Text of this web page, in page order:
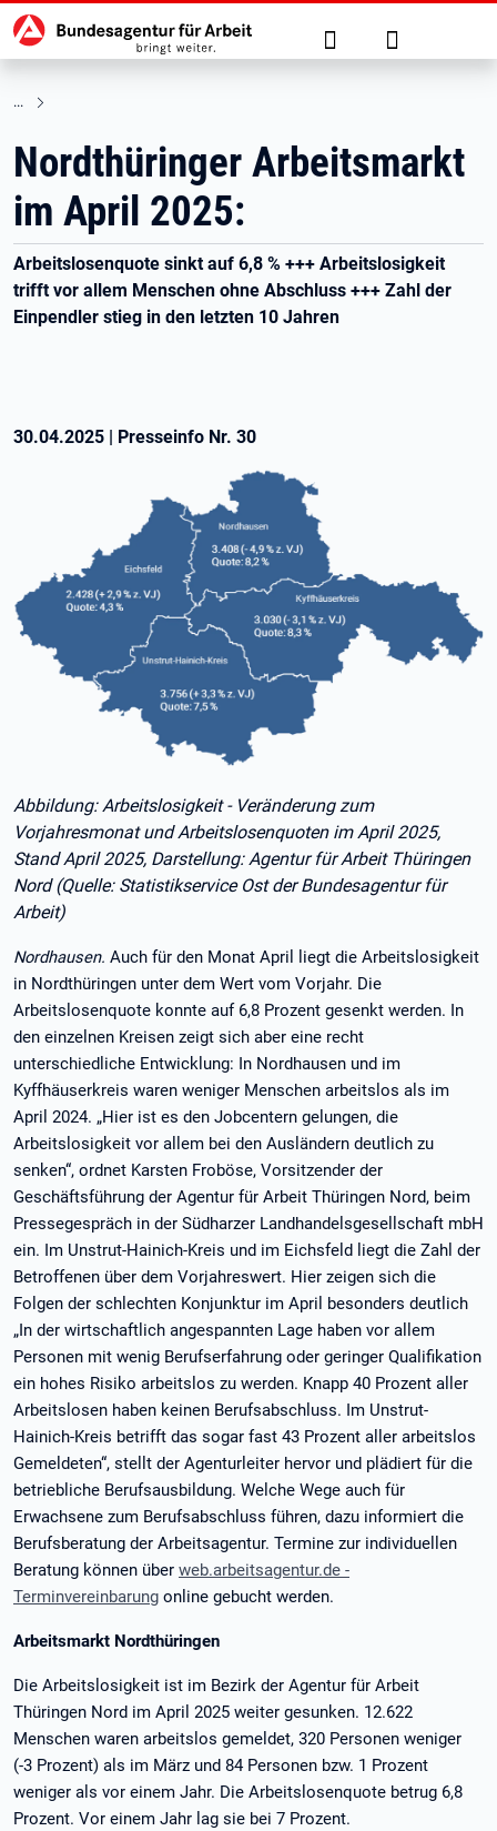
zu den Hauptinhalten springen
Hauptnavigation Suche Anmelden
Nordthüringer Arbeitsmarkt
im April 2025:
Arbeitslosenquote sinkt auf 6,8 % +++ Arbeitslosigkeit
trifft vor allem Menschen ohne Abschluss +++ Zahl der
Einpendler stieg in den letzten 10 Jahren
30.04.2025 | Presseinfo Nr. 30
Abbildung: Arbeitslosigkeit - Veränderung zum
Vorjahresmonat und Arbeitslosenquoten im April 2025,
Stand April 2025, Darstellung: Agentur für Arbeit Thüringen
Nord (Quelle: Statistikservice Ost der Bundesagentur für
Arbeit)
Nordhausen. Auch für den Monat April liegt die Arbeitslosigkeit
in Nordthüringen unter dem Wert vom Vorjahr. Die
Arbeitslosenquote konnte auf 6,8 Prozent gesenkt werden. In
den einzelnen Kreisen zeigt sich aber eine recht
unterschiedliche Entwicklung: In Nordhausen und im
Kyffhäuserkreis waren weniger Menschen arbeitslos als im
April 2024. „Hier ist es den Jobcentern gelungen, die
Arbeitslosigkeit vor allem bei den Ausländern deutlich zu
senken“, ordnet Karsten Froböse, Vorsitzender der
Geschäftsführung der Agentur für Arbeit Thüringen Nord, beim
Pressegespräch in der Südharzer Landhandelsgesellschaft mbH
ein. Im Unstrut-Hainich-Kreis und im Eichsfeld liegt die Zahl der
Betroffenen über dem Vorjahreswert. Hier zeigen sich die
Folgen der schlechten Konjunktur im April besonders deutlich
„In der wirtschaftlich angespannten Lage haben vor allem
Personen mit wenig Berufserfahrung oder geringer Qualifikation
ein hohes Risiko arbeitslos zu werden. Knapp 40 Prozent aller
Arbeitslosen haben keinen Berufsabschluss. Im Unstrut-
Hainich-Kreis betrifft das sogar fast 43 Prozent aller arbeitslos
Gemeldeten“, stellt der Agenturleiter hervor und plädiert für die
betriebliche Berufsausbildung. Welche Wege auch für
Erwachsene zum Berufsabschluss führen, dazu informiert die
Berufsberatung der Arbeitsagentur. Termine zur individuellen
Beratung können über web.arbeitsagentur.de -
Terminvereinbarung online gebucht werden.
Arbeitsmarkt Nordthüringen
Die Arbeitslosigkeit ist im Bezirk der Agentur für Arbeit
Thüringen Nord im April 2025 weiter gesunken. 12.622
Menschen waren arbeitslos gemeldet, 320 Personen weniger
(-3 Prozent) als im März und 84 Personen bzw. 1 Prozent
weniger als vor einem Jahr. Die Arbeitslosenquote betrug 6,8
Prozent. Vor einem Jahr lag sie bei 7 Prozent.